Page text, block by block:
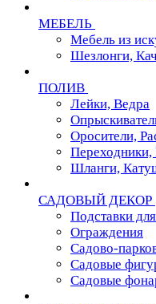
МЕБЕЛЬ
Мебель из
Шезлонги,
ПОЛИВ
Лейки, Ведра
Оросители,
Шланги,
САДОВЫЙ ДЕКОР
Подставки
Ограждения
Садово-
Садовые
Садовые